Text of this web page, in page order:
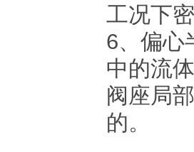
工况下
6、偏心
中的流
阀座局
的。